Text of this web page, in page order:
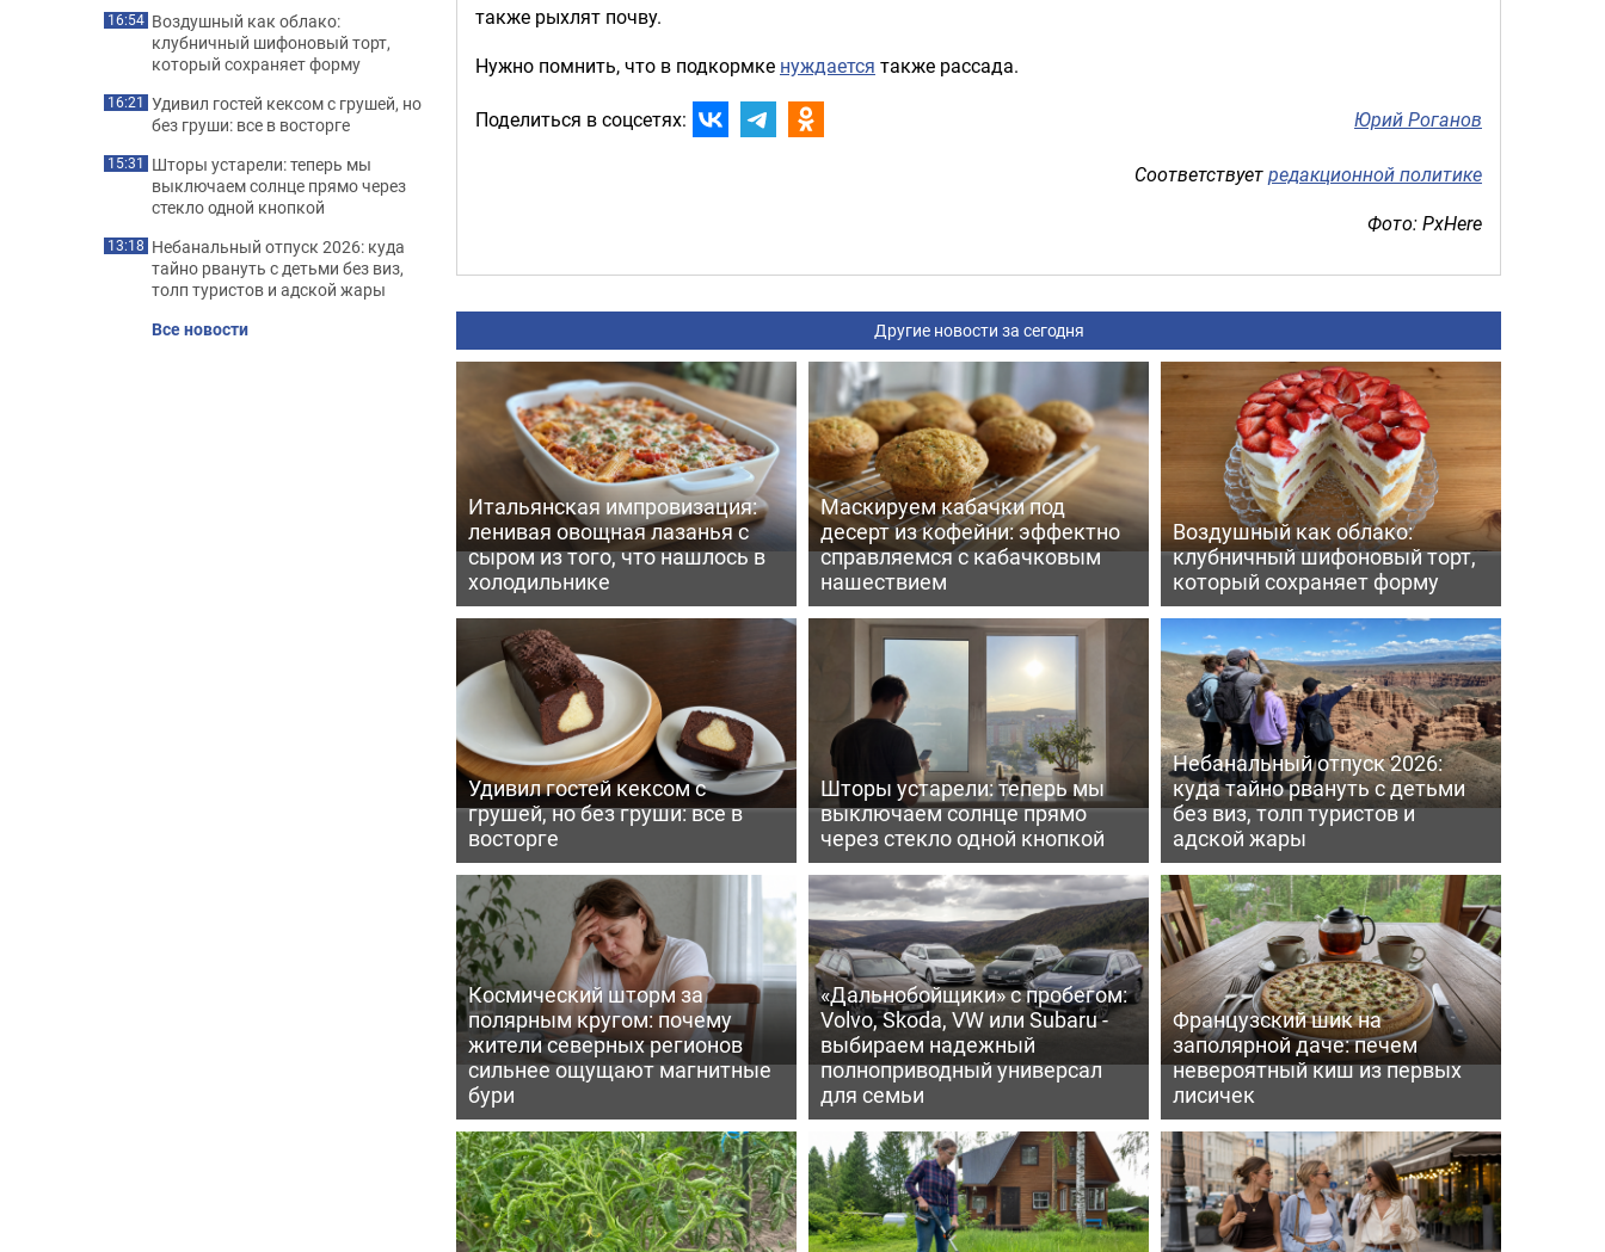
также рыхлят почву.
Нужно помнить, что в подкормке нуждается также рассада.
Поделиться в соцсетях: Юрий Роганов
Соответствуетредакционной политике
Фото: PxHere
Другие новости за сегодня
Итальянская импровизация:
ленивая овощная лазанья с
сыром из того, что нашлось в
холодильнике
Маскируем кабачки под
десерт из кофейни: эффектно
справляемся с кабачковым
нашествием
Воздушный как облако:
клубничный шифоновый торт,
который сохраняет форму
Удивил гостей кексом с
грушей, но без груши: все в
восторге
Шторы устарели: теперь мы
выключаем солнце прямо
через стекло одной кнопкой
Небанальный отпуск 2026:
куда тайно рвануть с детьми
без виз, толп туристов и
адской жары
Космический шторм за
полярным кругом: почему
жители северных регионов
сильнее ощущают магнитные
бури
«Дальнобойщики» с пробегом:
Volvo, Skoda, VW или Subaru -
выбираем надежный
полноприводный универсал
для семьи
Французский шик на
заполярной даче: печем
невероятный киш из первых
лисичек
16:54 Воздушный как облако:
клубничный шифоновый торт,
который сохраняет форму
16:21 Удивил гостей кексом с грушей, но
без груши: все в восторге
15:31 Шторы устарели: теперь мы
выключаем солнце прямо через
стекло одной кнопкой
13:18 Небанальный отпуск 2026: куда
тайно рвануть с детьми без виз,
толп туристов и адской жары
Все новости